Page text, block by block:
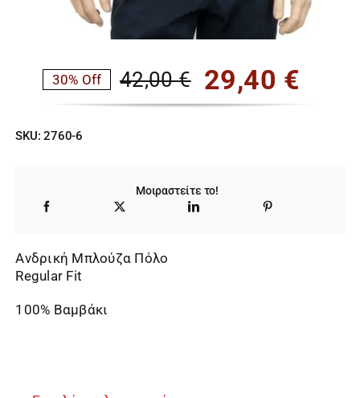
42,00€
Original
42,00 €.
29,40 €
Η
είναι:
29,40 €.
30% Off
SKU:2760-6
Μοιραστείτε το!
Ανδρική Μπλούζα Πόλο
Regular Fit
100% Βαμβάκι